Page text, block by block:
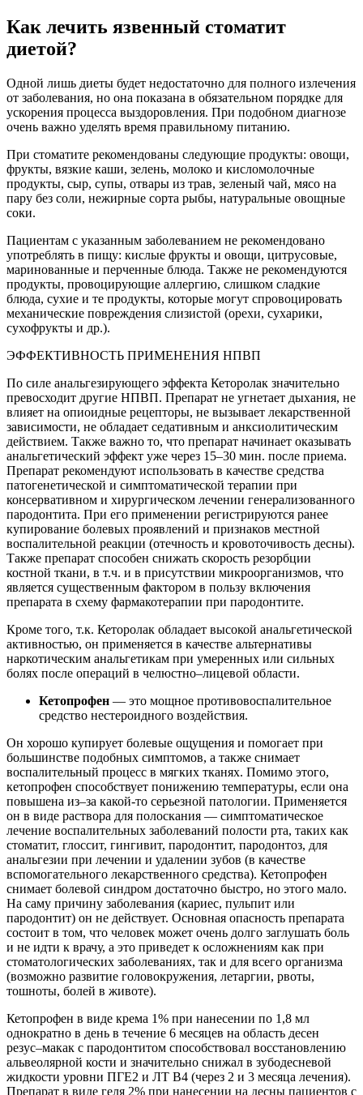
Как лечить язвенный стоматит
диетой?
Одной лишь диеты будет недостаточно для полного излечения
от заболевания, но она показана в обязательном порядке для
ускорения процесса выздоровления. При подобном диагнозе
очень важно уделять время правильному питанию.
При стоматите рекомендованы следующие продукты: овощи,
фрукты, вязкие каши, зелень, молоко и кисломолочные
продукты, сыр, супы, отвары из трав, зеленый чай, мясо на
пару без соли, нежирные сорта рыбы, натуральные овощные
соки.
Пациентам с указанным заболеванием не рекомендовано
употреблять в пищу: кислые фрукты и овощи, цитрусовые,
маринованные и перченные блюда. Также не рекомендуются
продукты, провоцирующие аллергию, слишком сладкие
блюда, сухие и те продукты, которые могут спровоцировать
механические повреждения слизистой (орехи, сухарики,
сухофрукты и др.).
ЭФФЕКТИВНОСТЬ ПРИМЕНЕНИЯ НПВП
По силе анальгезирующего эффекта Кеторолак значительно
превосходит другие НПВП. Препарат не угнетает дыхания, не
влияет на опиоидные рецепторы, не вызывает лекарственной
зависимости, не обладает седативным и анксиолитическим
действием. Также важно то, что препарат начинает оказывать
анальгетический эффект уже через 15–30 мин. после приема.
Препарат рекомендуют использовать в качестве средства
патогенетической и симптоматической терапии при
консервативном и хирургическом лечении генерализованного
пародонтита. При его применении регистрируются ранее
купирование болевых проявлений и признаков местной
воспалительной реакции (отечность и кровоточивость десны).
Также препарат способен снижать скорость резорбции
костной ткани, в т.ч. и в присутствии микроорганизмов, что
является существенным фактором в пользу включения
препарата в схему фармакотерапии при пародонтите.
Кроме того, т.к. Кеторолак обладает высокой анальгетической
активностью, он применяется в качестве альтернативы
наркотическим анальгетикам при умеренных или сильных
болях после операций в челюстно–лицевой области.
Кетопрофен — это мощное противовоспалительное
средство нестероидного воздействия.
Он хорошо купирует болевые ощущения и помогает при
большинстве подобных симптомов, а также снимает
воспалительный процесс в мягких тканях. Помимо этого,
кетопрофен способствует понижению температуры, если она
повышена из–за какой-то серьезной патологии. Применяется
он в виде раствора для полоскания — симптоматическое
лечение воспалительных заболеваний полости рта, таких как
стоматит, глоссит, гингивит, пародонтит, пародонтоз, для
анальгезии при лечении и удалении зубов (в качестве
вспомогательного лекарственного средства). Кетопрофен
снимает болевой синдром достаточно быстро, но этого мало.
На саму причину заболевания (кариес, пульпит или
пародонтит) он не действует. Основная опасность препарата
состоит в том, что человек может очень долго заглушать боль
и не идти к врачу, а это приведет к осложнениям как при
стоматологических заболеваниях, так и для всего организма
(возможно развитие головокружения, летаргии, рвоты,
тошноты, болей в животе).
Кетопрофен в виде крема 1% при нанесении по 1,8 мл
однократно в день в течение 6 месяцев на область десен
резус–макак с пародонтитом способствовал восстановлению
альвеолярной кости и значительно снижал в зубодесневой
жидкости уровни ПГЕ2 и ЛТ В4 (через 2 и 3 месяца лечения).
Препарат в виде геля 2% при нанесении на десны пациентов с